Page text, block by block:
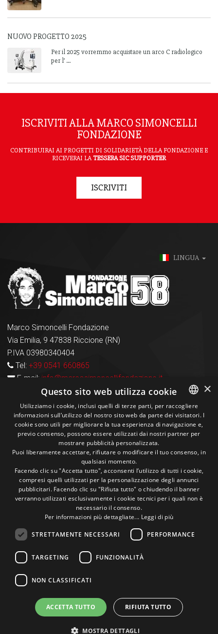
NUOVO PROGETTO 2025
Per il 2025 vorremmo acquistare un arco C radiologico
per l’ ...
ISCRIVITI ALLA MARCO SIMONCELLI
FONDAZIONE
CONTRIBUIRAI AI PROGETTI DI SOLIDARIETÀ DELLA FONDAZIONE E
RICEVERAI LATESSERA SIC SUPPORTER
ISCRIVITI
LINGUA
Marco Simoncelli Fondazione
Via Emilia, 9 47838 Riccione (RN)
P.IVA 03980340404
Tel: +39 0541 660865
E-mail: info@marcosimoncellifondazione.it
Carte Accettate
Seguici sui social
1M
Followers
13k
Followers
10+
Followers
300+
Followers
Un pò di foto! @marcosic_fondazione
©2015 Fondazione Marco Simoncelli P. IVA 03980340404 |
ITALIAN
ENGLISH
×
Questo sito web utilizza cookie
Utilizziamo i cookie, inclusi quelli di terze parti, per raccogliere
informazioni sull’utilizzo del nostro sito web da parte dei visitatori. I
cookie sono utili per migliorare la tua esperienza di navigazione e,
previo consenso, possono essere utilizzati dai nostri partner per
mostrare pubblicità personalizzata.
Puoi liberamente accettare, rifiutare o modificare il tuo consenso, in
qualsiasi momento.
Facendo clic su "Accetta tutto", acconsenti l’utilizzo di tutti i cookie,
compresi quelli utilizzati per la personalizzazione degli annunci
pubblicitari. Facendo clic su "Rifiuta tutto" o chiudendo il banner
verranno utilizzati esclusivamente i cookie tecnici per i quali non è
necessario il consenso.
Per informazioni più dettagliate... Leggi di più
STRETTAMENTE NECESSARI PERFORMANCE
TARGETING FUNZIONALITÀ
NON CLASSIFICATI
ACCETTA TUTTO RIFIUTA TUTTO
MOSTRA DETTAGLI